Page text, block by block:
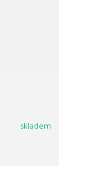
skladem